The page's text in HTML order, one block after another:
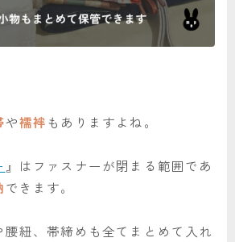
や襦袢もありますよね。
』はファスナーが閉まる範囲であ
できます。
紐、帯締めも全てまとめて入れ